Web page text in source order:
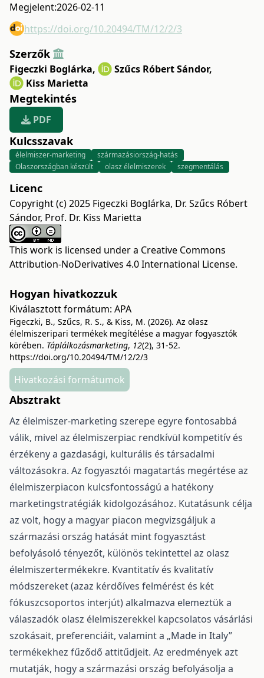
Megjelent:2026-02-11
https://doi.org/10.20494/TM/12/2/3
Szerzők
Figeczki Boglárka, Szűcs Róbert Sándor,
Kiss Marietta
Megtekintés
PDF
Kulcsszavak
élelmiszer-marketing
származásiország-hatás
Olaszországban készült
olasz élelmiszerek szegmentálás
Licenc
Copyright (c) 2025 Figeczki Boglárka, Dr. Szűcs Róbert
Sándor, Prof. Dr. Kiss Marietta
This work is licensed under a Creative Commons
Attribution-NoDerivatives 4.0 International License.
Hogyan hivatkozzuk
Kiválasztott formátum: APA
Figeczki, B., Szűcs, R. S., & Kiss, M. (2026). Az olasz
élelmiszeripari termékek megítélése a magyar fogyasztók
körében. Táplálkozásmarketing, 12(2), 31-52.
https://doi.org/10.20494/TM/12/2/3
Hivatkozási formátumok
Absztrakt
Az élelmiszer-marketing szerepe egyre fontosabbá
válik, mivel az élelmiszerpiac rendkívül kompetitív és
érzékeny a gazdasági, kulturális és társadalmi
változásokra. Az fogyasztói magatartás megértése az
élelmiszerpiacon kulcsfontosságú a hatékony
marketingstratégiák kidolgozásához. Kutatásunk célja
az volt, hogy a magyar piacon megvizsgáljuk a
származási ország hatását mint fogyasztást
befolyásoló tényezőt, különös tekintettel az olasz
élelmiszertermékekre. Kvantitatív és kvalitatív
módszereket (azaz kérdőíves felmérést és két
fókuszcsoportos interjút) alkalmazva elemeztük a
válaszadók olasz élelmiszerekkel kapcsolatos vásárlási
szokásait, preferenciáit, valamint a „Made in Italy”
termékekhez fűződő attitűdjeit. Az eredmények azt
mutatják, hogy a származási ország befolyásolja a